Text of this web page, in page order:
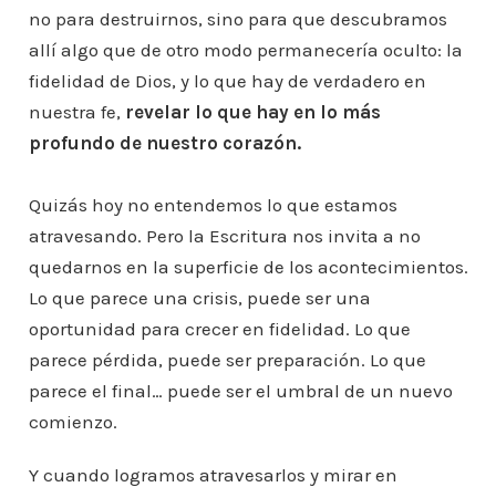
no para destruirnos, sino para que descubramos
allí algo que de otro modo permanecería oculto: la
fidelidad de Dios, y lo que hay de verdadero en
nuestra fe, revelar lo que hay en lo más
profundo de nuestro corazón.
Quizás hoy no entendemos lo que estamos
atravesando. Pero la Escritura nos invita a no
quedarnos en la superficie de los acontecimientos.
Lo que parece una crisis, puede ser una
oportunidad para crecer en fidelidad. Lo que
parece pérdida, puede ser preparación. Lo que
parece el final… puede ser el umbral de un nuevo
comienzo.
Y cuando logramos atravesarlos y mirar en